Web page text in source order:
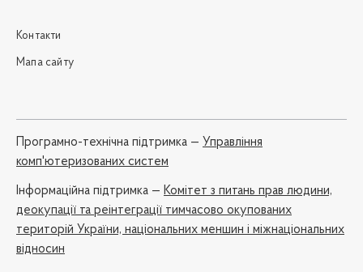
Контакти
Мапа сайту
Програмно-технічна підтримка — Управління
комп'ютеризованих систем
Iнформаційна підтримка — Комітет з питань прав людини,
деокупації та реінтеграції тимчасово окупованих
територій України, національних меншин і міжнаціональних
відносин